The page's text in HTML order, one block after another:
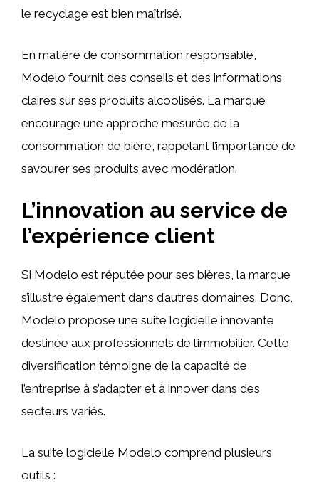
le recyclage est bien maîtrisé.
En matière de consommation responsable,
Modelo fournit des conseils et des informations
claires sur ses produits alcoolisés. La marque
encourage une approche mesurée de la
consommation de bière, rappelant l’importance de
savourer ses produits avec modération.
L’innovation au service de
l’expérience client
Si Modelo est réputée pour ses bières, la marque
s’illustre également dans d’autres domaines. Donc,
Modelo propose une suite logicielle innovante
destinée aux professionnels de l’immobilier. Cette
diversification témoigne de la capacité de
l’entreprise à s’adapter et à innover dans des
secteurs variés.
La suite logicielle Modelo comprend plusieurs
outils :